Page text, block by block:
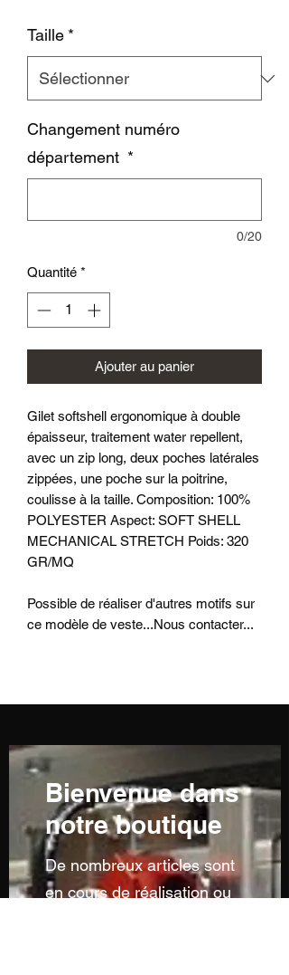
Taille *
Changement numéro
département *
0/20
Quantité *
Ajouter au panier
Gilet softshell ergonomique à double
épaisseur, traitement water repellent,
avec un zip long, deux poches latérales
zippées, une poche sur la poitrine,
coulisse à la taille. Composition: 100%
POLYESTER Aspect: SOFT SHELL
MECHANICAL STRETCH Poids: 320
GR/MQ
Possible de réaliser d'autres motifs sur
ce modèle de veste...Nous contacter...
Bienvenue dans
notre boutique
De nombreux articles sont
en cours de réalisation ou